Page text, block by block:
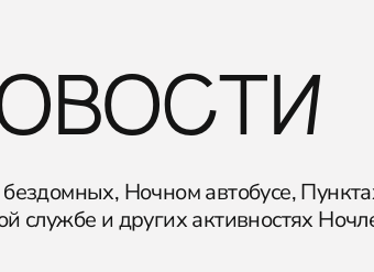
Ночном автобусе,
службе и других активностях